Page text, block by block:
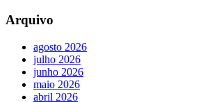
Arquivo
agosto 2026
julho 2026
junho 2026
maio 2026
abril 2026